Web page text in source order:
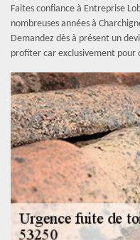
Faites confiance à Entreprise
nombreuses années à
Demandez dès à présent un
profiter car exclusivement pour